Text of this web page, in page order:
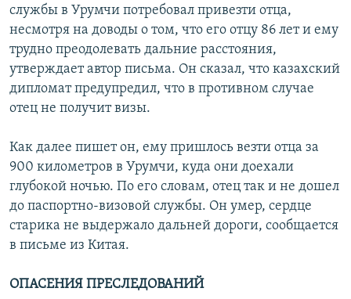
службы в Урумчи потребовал привезти отца,
несмотря на доводы о том, что его отцу 86 лет и ему
трудно преодолевать дальние расстояния,
утверждает автор письма. Он сказал, что казахский
дипломат предупредил, что в противном случае
отец не получит визы.
Как далее пишет он, ему пришлось везти отца за
900 километров в Урумчи, куда они доехали
глубокой ночью. По его словам, отец так и не дошел
до паспортно-визовой службы. Он умер, сердце
старика не выдержало дальней дороги, сообщается
в письме из Китая.
ОПАСЕНИЯ ПРЕСЛЕДОВАНИЙ